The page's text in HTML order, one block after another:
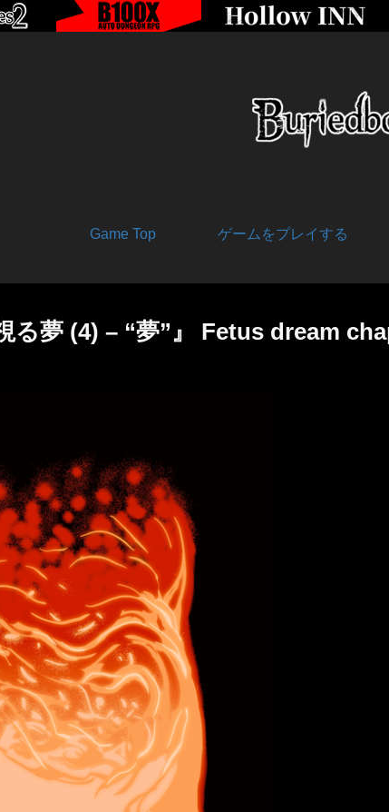
Game Top ゲームをプレイする
る夢 (4) – “夢”』 Fetus dream